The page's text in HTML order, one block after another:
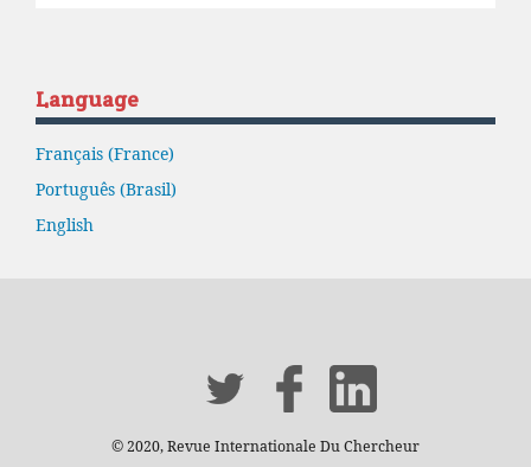
Language
Français (France)
Português (Brasil)
English
© 2020, Revue Internationale Du Chercheur